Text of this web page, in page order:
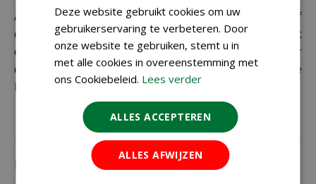
Als je je pakket niet ophaalt bij een PostNL-punt of
een verkeerd afleveradres invult, zijn wij genoodzaakt
extra kosten in rekening te brengen. Controleer
daarom altijd goed je adresgegevens voordat je je
bestelling plaatst.
Recensies
Deze website gebruikt cookies om uw
gebruikerservaring te verbeteren. Door
onze website te gebruiken, stemt u in
met alle cookies in overeenstemming met
ons Cookiebeleid. Lees verder
ALLES ACCEPTEREN
ALLES AFWIJZEN